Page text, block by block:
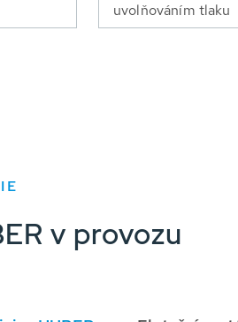
uvolňováním tlaku
v provozu